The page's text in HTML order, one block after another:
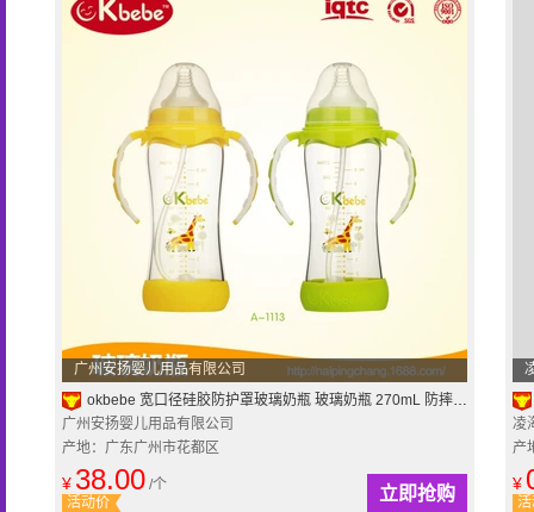
广州安扬婴儿用品有限公司
okbebe 宽口径硅胶防护罩玻璃奶瓶 玻璃奶瓶 270mL 防摔玻璃奶瓶
广州安扬婴儿用品有限公司
产地：广东广州市花都区
¥ 38.00 /个
活动价
立即抢购
凌
产
¥